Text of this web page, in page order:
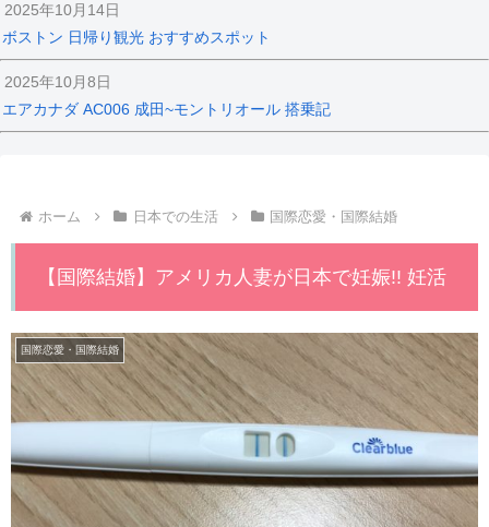
2025年10月14日
ボストン 日帰り観光 おすすめスポット
2025年10月8日
エアカナダ AC006 成田~モントリオール 搭乗記
ホーム 日本での生活 国際恋愛・国際結婚
【国際結婚】アメリカ人妻が日本で妊娠!! 妊活
国際恋愛・国際結婚